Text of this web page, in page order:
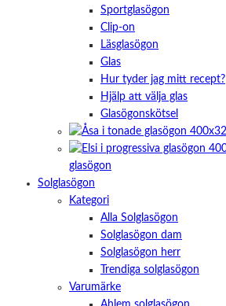
Sportglasögon
Clip-on
Läsglasögon
Glas
Hur tyder jag mitt recept?
Hjälp att välja glas
Glasögonskötsel
glasögon
Solglasögon
Kategori
Alla Solglasögon
Solglasögon dam
Solglasögon herr
Trendiga solglasögon
Varumärke